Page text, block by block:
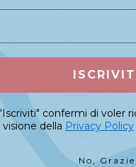
Moon Light...
12pz confermi di voler
visione della
Privacy Policy
confermi di voler
della Privacy Policy
No, Grazie